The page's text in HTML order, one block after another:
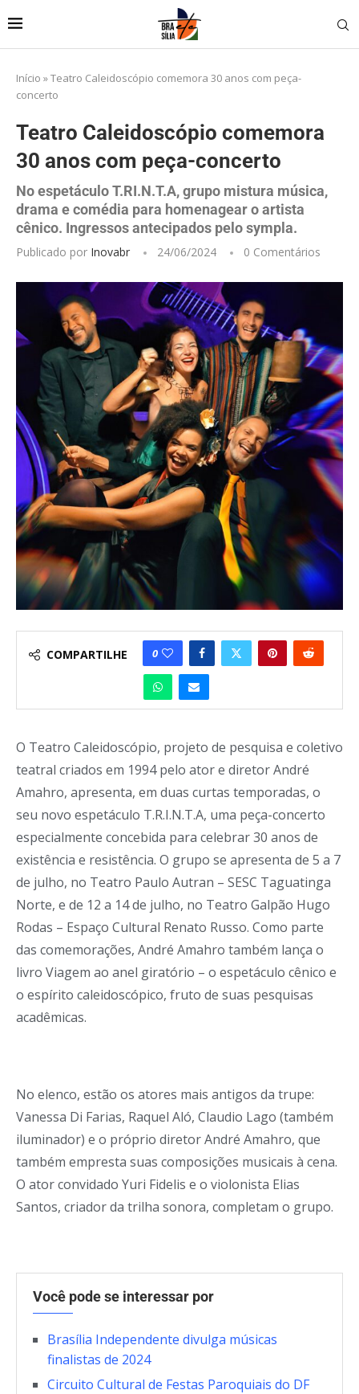
Início »Teatro Caleidoscópio comemora 30 anos com peça-
concerto
Teatro Caleidoscópio comemora
30 anos com peça-concerto
No espetáculo T.RI.N.T.A, grupo mistura música,
drama e comédia para homenagear o artista
cênico. Ingressos antecipados pelo sympla.
Publicado por Inovabr 24/06/2024 0 Comentários
COMPARTILHE 0
O Teatro Caleidoscópio, projeto de pesquisa e coletivo
teatral criados em 1994 pelo ator e diretor André
Amahro, apresenta, em duas curtas temporadas, o
seu novo espetáculo T.R.I.N.T.A, uma peça-concerto
especialmente concebida para celebrar 30 anos de
existência e resistência. O grupo se apresenta de 5 a 7
de julho, no Teatro Paulo Autran – SESC Taguatinga
Norte, e de 12 a 14 de julho, no Teatro Galpão Hugo
Rodas – Espaço Cultural Renato Russo. Como parte
das comemorações, André Amahro também lança o
livro Viagem ao anel giratório – o espetáculo cênico e
o espírito caleidoscópico, fruto de suas pesquisas
acadêmicas.
No elenco, estão os atores mais antigos da trupe:
Vanessa Di Farias, Raquel Aló, Claudio Lago (também
iluminador) e o próprio diretor André Amahro, que
também empresta suas composições musicais à cena.
O ator convidado Yuri Fidelis e o violonista Elias
Santos, criador da trilha sonora, completam o grupo.
Você pode se interessar por
Brasília Independente divulga músicas
finalistas de 2024
Circuito Cultural de Festas Paroquiais do DF